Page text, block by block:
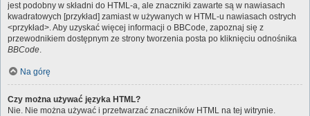
jest podobny w składni do HTML-a, ale znaczniki zawarte są w nawiasach
kwadratowych [przykład] zamiast w używanych w HTML-u nawiasach ostrych
<przykład>. Aby uzyskać więcej informacji o BBCode, zapoznaj się z
przewodnikiem dostępnym ze strony tworzenia posta po kliknięciu odnośnika
BBCode.
Na górę
Czy można używać języka HTML?
Nie. Nie można używać i przetwarzać znaczników HTML na tej witrynie.